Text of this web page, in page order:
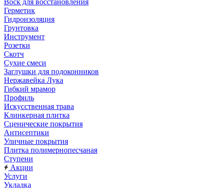
Воск для восстановления
Герметик
Гидроизоляция
Грунтовка
Инструмент
Розетки
Скотч
Сухие смеси
Заглушки для подоконников
Нержавейка Лука
Гибкий мрамор
Профиль
Искусственная трава
Клинкерная плитка
Сценические покрытия
Антисептики
Уличные покрытия
Плитка полимернопесчаная
Ступени
Акции
Услуги
Укладка